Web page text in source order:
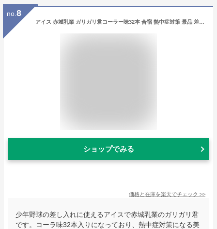
no. 8
アイス 赤城乳業 ガリガリ君コーラー味32本 合宿 熱中症対策 景品 差し入れ 年越し お歳暮 年末年始 氷菓
ショップでみる
価格と在庫を楽天でチェック >>
少年野球の差し入れに使えるアイスで赤城乳業のガリガリ君
です。コーラ味32本入りになっており、熱中症対策になる美